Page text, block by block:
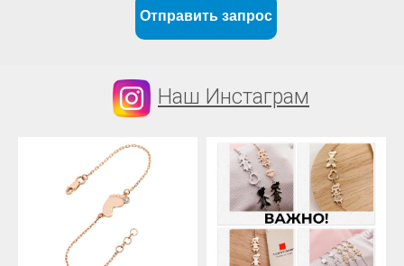
Отправить запрос
Наш Инстаграм